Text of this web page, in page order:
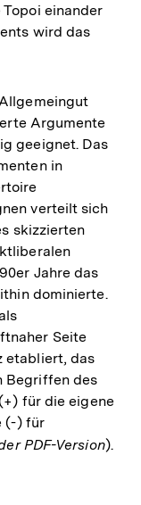
Fußnote
einander
wird das
Argumente
geeignet. Das
in
verteilt sich
skizzierten
Jahre das
dominierte.
Seite
etabliert, das
Begriffen des
für die eigene
(-) für
PDF-Version).